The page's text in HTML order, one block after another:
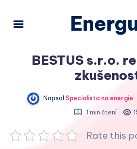
BESTUS s.r.o.
Napsal Specialista na energie
1 min čtení
Rate this